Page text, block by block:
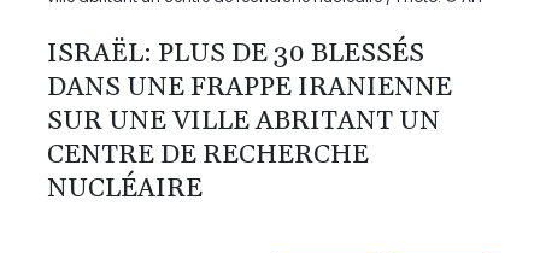
ISRAËL: PLUS DE 30 BLESSÉS
DANS UNE FRAPPE IRANIENNE
SUR UNE VILLE ABRITANT UN
CENTRE DE RECHERCHE
NUCLÉAIRE